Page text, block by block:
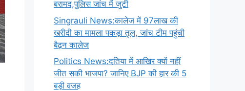
बरामद,पुलिस जांच में जुटी
Singrauli News:कालेज में 97लाख की
खरीदी का मामला पकड़ा तूल, जांच टीम पहुंची
बैढ़न कालेज
Politics News:दतिया में आखिर क्यों नहीं
जीत सकी भाजपा? जानिए BJP की हार की 5
बड़ी वजह